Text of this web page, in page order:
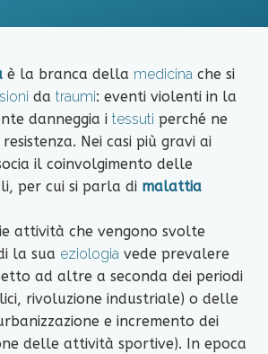
è la branca della medicina che si
da traumi: eventi violenti in la
danneggia i tessuti perché ne
Nei casi più gravi ai
il coinvolgimento delle
per cui si parla di malattia
attività che vengono svolte
la sua eziologia vede prevalere
ad altre a seconda dei periodi
rivoluzione industriale) o delle
e incremento dei
delle attività sportive). In epoca